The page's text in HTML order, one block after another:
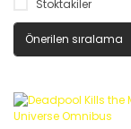
Stoktakiler